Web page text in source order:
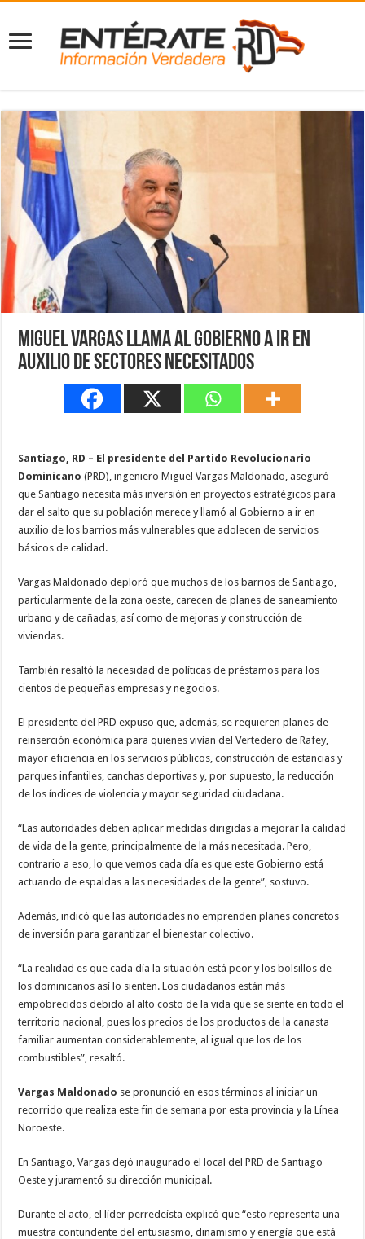
Miguel Vargas llama al Gobierno a ir en
auxilio de sectores necesitados
Santiago, RD – El presidente del Partido Revolucionario
Dominicano (PRD), ingeniero Miguel Vargas Maldonado, aseguró
que Santiago necesita más inversión en proyectos estratégicos para
dar el salto que su población merece y llamó al Gobierno a ir en
auxilio de los barrios más vulnerables que adolecen de servicios
básicos de calidad.
Vargas Maldonado deploró que muchos de los barrios de Santiago,
particularmente de la zona oeste, carecen de planes de saneamiento
urbano y de cañadas, así como de mejoras y construcción de
viviendas.
También resaltó la necesidad de políticas de préstamos para los
cientos de pequeñas empresas y negocios.
El presidente del PRD expuso que, además, se requieren planes de
reinserción económica para quienes vivían del Vertedero de Rafey,
mayor eficiencia en los servicios públicos, construcción de estancias y
parques infantiles, canchas deportivas y, por supuesto, la reducción
de los índices de violencia y mayor seguridad ciudadana.
“Las autoridades deben aplicar medidas dirigidas a mejorar la calidad
de vida de la gente, principalmente de la más necesitada. Pero,
contrario a eso, lo que vemos cada día es que este Gobierno está
actuando de espaldas a las necesidades de la gente”, sostuvo.
Además, indicó que las autoridades no emprenden planes concretos
de inversión para garantizar el bienestar colectivo.
“La realidad es que cada día la situación está peor y los bolsillos de
los dominicanos así lo sienten. Los ciudadanos están más
empobrecidos debido al alto costo de la vida que se siente en todo el
territorio nacional, pues los precios de los productos de la canasta
familiar aumentan considerablemente, al igual que los de los
combustibles”, resaltó.
Vargas Maldonado se pronunció en esos términos al iniciar un
recorrido que realiza este fin de semana por esta provincia y la Línea
Noroeste.
En Santiago, Vargas dejó inaugurado el local del PRD de Santiago
Oeste y juramentó su dirección municipal.
Durante el acto, el líder perredeísta explicó que “esto representa una
muestra contundente del entusiasmo, dinamismo y energía que está